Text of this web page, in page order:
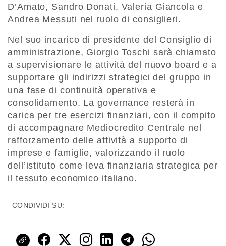
D’Amato, Sandro Donati, Valeria Giancola e
Andrea Messuti nel ruolo di consiglieri.
Nel suo incarico di presidente del Consiglio di
amministrazione, Giorgio Toschi sarà chiamato
a supervisionare le attività del nuovo board e a
supportare gli indirizzi strategici del gruppo in
una fase di continuità operativa e
consolidamento. La governance resterà in
carica per tre esercizi finanziari, con il compito
di accompagnare Mediocredito Centrale nel
rafforzamento delle attività a supporto di
imprese e famiglie, valorizzando il ruolo
dell’istituto come leva finanziaria strategica per
il tessuto economico italiano.
CONDIVIDI SU: